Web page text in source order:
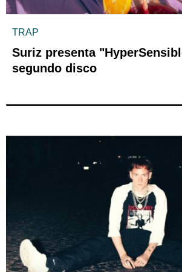
TRAP
Suriz presenta
segundo disco